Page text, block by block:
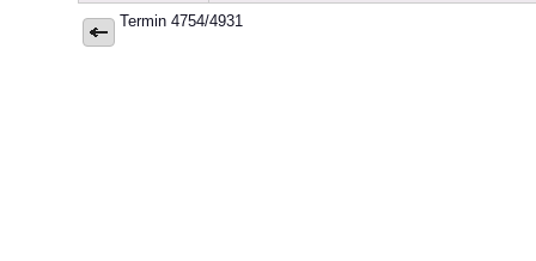
Termin 4754/4931